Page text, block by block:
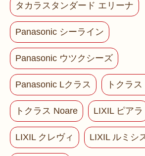
タカラスタンダード エリーナ
Panasonic シーライン
Panasonic ウツクシーズ
Panasonic Lクラス トクラ
トクラス Noare LIXIL ピアラ
LIXIL クレヴィ LIXIL ルミシ